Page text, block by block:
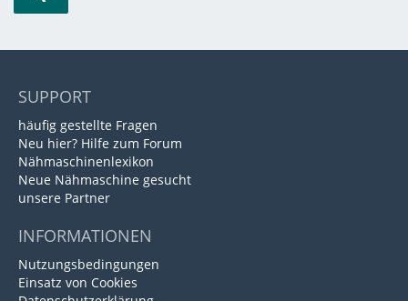
SUPPORT
häufig gestellte Fragen
Neu hier? Hilfe zum Forum
Nähmaschinenlexikon
Neue Nähmaschine gesucht
unsere Partner
INFORMATIONEN
Nutzungsbedingungen
Einsatz von Cookies